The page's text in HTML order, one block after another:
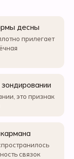
десны
прилегает
это признак
связок